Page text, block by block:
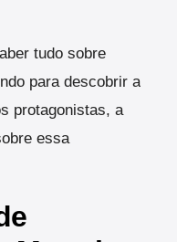
tudo sobre
para descobrir a
protagonistas, a
essa